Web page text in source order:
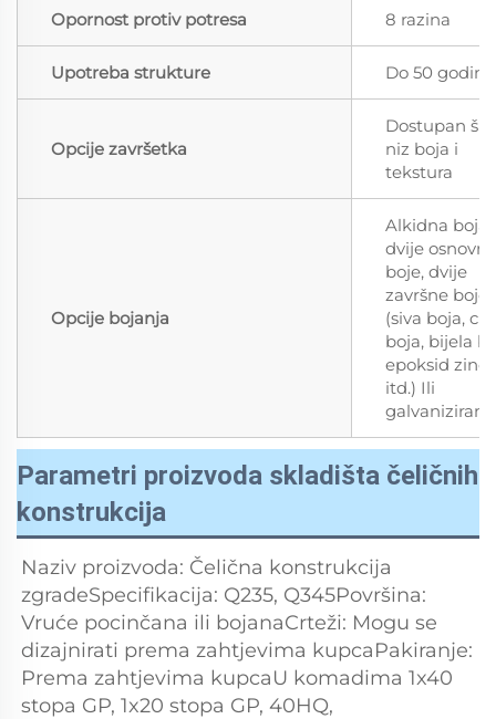
Opornost protiv potresa 8 razina
Upotreba strukture Do 50 godina
Opcije završetka
Dostupan
niz boja i
tekstura
Opcije bojanja
Alkidna boja,
dvije osnovne
boje, dvije
završne boje
(siva boja,
boja, bijela
epoksid
itd.) Ili
galvaniziran.
Parametri proizvoda skladišta čeličnih
konstrukcija
Naziv proizvoda: Čelična konstrukcija
zgradeSpecifikacija: Q235, Q345Površina:
Vruće pocinčana ili bojanaCrteži: Mogu se
dizajnirati prema zahtjevima kupcaPakiranje:
Prema zahtjevima kupcaU komadima 1x40
stopa GP, 1x20 stopa GP, 40HQ,